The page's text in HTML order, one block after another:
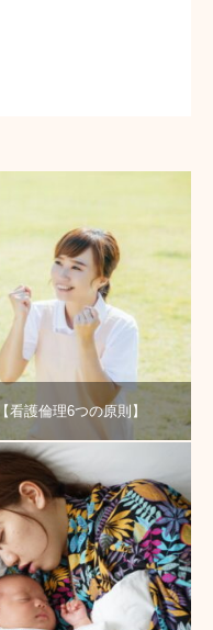
護倫理6つの原則】